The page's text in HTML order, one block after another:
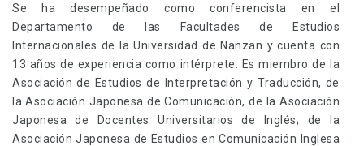
Se ha desempeñado como conferencista en el
Departamento de las Facultades de Estudios
Internacionales de la Universidad de Nanzan y cuenta con
13 años de experiencia como intérprete. Es miembro de la
Asociación de Estudios de Interpretación y Traducción, de
la Asociación Japonesa de Comunicación, de la Asociación
Japonesa de Docentes Universitarios de Inglés, de la
Asociación Japonesa de Estudios en Comunicación Inglesa